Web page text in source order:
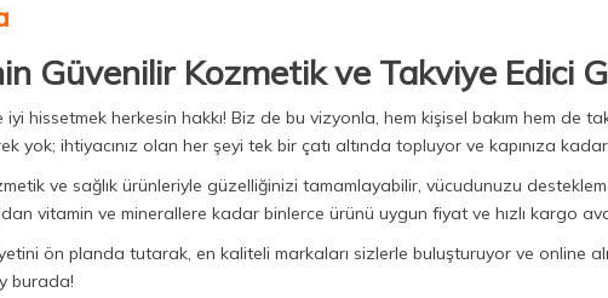
Güvenilir Kozmetik ve Takviye Edici
iyi hissetmek herkesin hakkı! Biz de bu vizyonla, hem kişisel bakım hem
yok; ihtiyacınız olan her şeyi tek bir çatı altında topluyor ve kapınıza
ve sağlık ürünleriyle güzelliğinizi tamamlayabilir, vücudunuzu
vitamin ve minerallere kadar binlerce ürünü uygun fiyat ve hızlı kargo
ön planda tutarak, en kaliteli markaları sizlerle buluşturuyor ve online
burada!